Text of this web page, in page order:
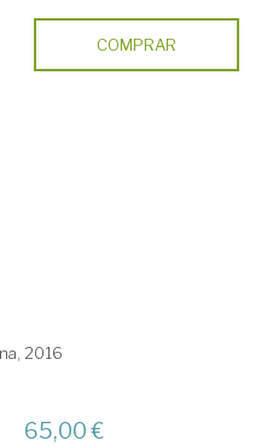
COMPRAR
2016
65,00 €